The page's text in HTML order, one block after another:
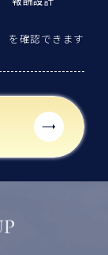
を確認できます